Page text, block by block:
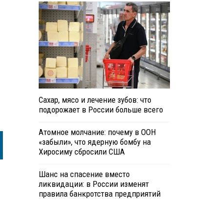
Сахар, мясо и лечение зубов: что
подорожает в России больше всего
Атомное молчание: почему в ООН
«забыли», что ядерную бомбу на
Хиросиму сбросили США
Шанс на спасение вместо
ликвидации: в России изменят
правила банкротства предприятий